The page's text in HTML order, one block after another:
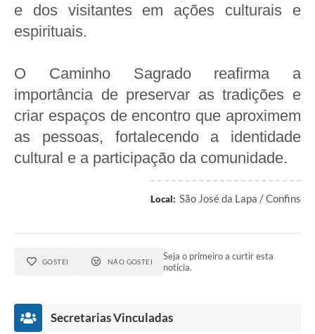
e dos visitantes em ações culturais e
espirituais.
O Caminho Sagrado reafirma a
importância de preservar as tradições e
criar espaços de encontro que aproximem
as pessoas, fortalecendo a identidade
cultural e a participação da comunidade.
Local: São José da Lapa / Confins
GOSTEI NÃO GOSTEI
Seja o primeiro a curtir esta
notícia.
Secretarias Vinculadas